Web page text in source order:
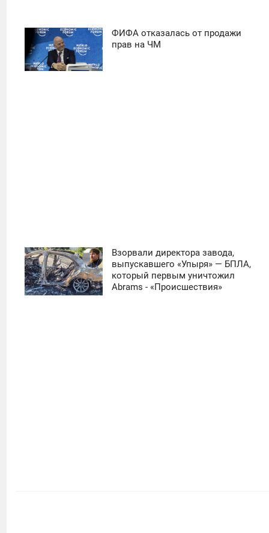
ФИФА отказалась от продажи
прав на ЧМ
Взорвали директора завода,
выпускавшего «Упыря» — БПЛА,
который первым уничтожил
Abrams - «Происшествия»